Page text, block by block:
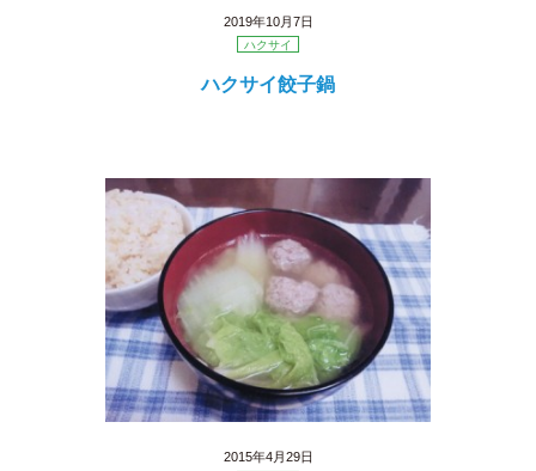
2019年10月7日
ハクサイ
ハクサイ餃子鍋
2015年4月29日